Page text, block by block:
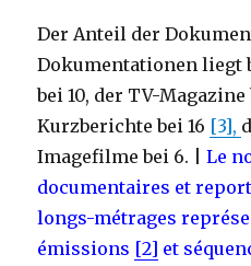
Der Anteil der
Dokumentationen liegt
bei 10, der TV-Magazine
Kurzberichte bei 16 [3],
Imagefilme bei 6. |Le
documentaires et
longs-métrages
émissions [2] et